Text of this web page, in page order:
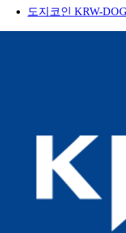
도지코인 KRW-